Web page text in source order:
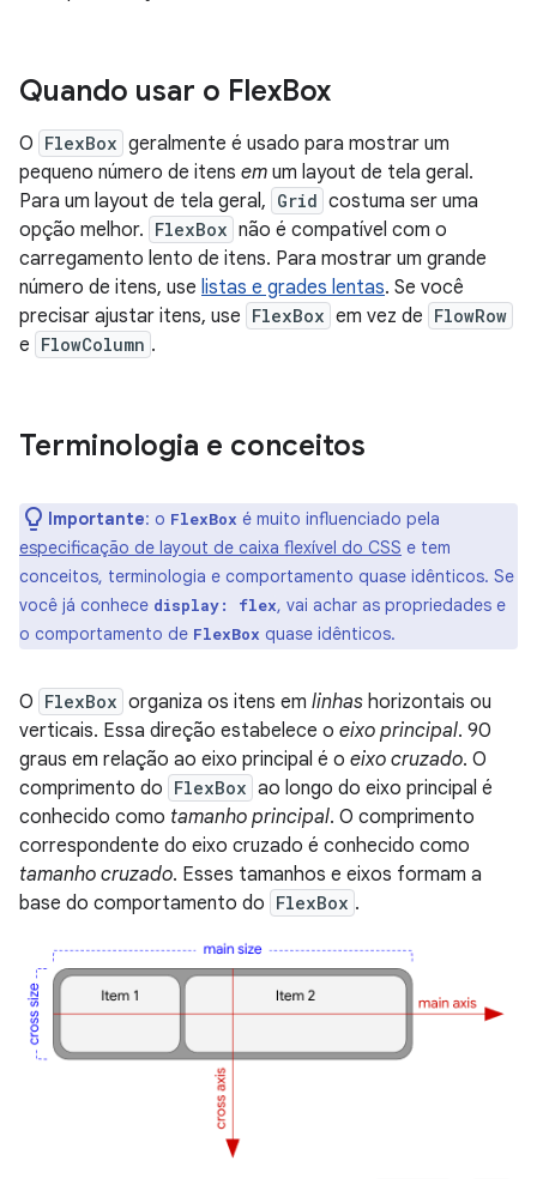
Quando usar o FlexBox
O FlexBox geralmente é usado para mostrar um
pequeno número de itens em um layout de tela geral.
Para um layout de tela geral, Grid costuma ser uma
opção melhor. FlexBox não é compatível com o
carregamento lento de itens. Para mostrar um grande
número de itens, use listas e grades lentas. Se você
precisar ajustar itens, use FlexBox em vez de FlowRow
e FlowColumn .
Terminologia e conceitos
Importante: o FlexBox é muito influenciado pela
especificação de layout de caixa flexível do CSS e tem
conceitos, terminologia e comportamento quase idênticos. Se
você já conhece display: flex, vai achar as propriedades e
o comportamento de FlexBox quase idênticos.
O FlexBox organiza os itens em linhas horizontais ou
verticais. Essa direção estabelece o eixo principal. 90
graus em relação ao eixo principal é o eixo cruzado. O
comprimento do FlexBox ao longo do eixo principal é
conhecido como tamanho principal. O comprimento
correspondente do eixo cruzado é conhecido como
tamanho cruzado. Esses tamanhos e eixos formam a
base do comportamento do FlexBox .